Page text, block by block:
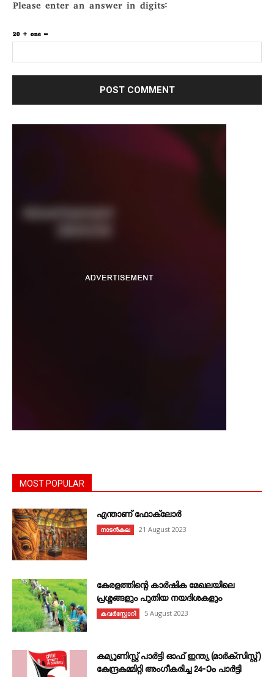
Please enter an answer in digits:
20 + one =
MOST POPULAR
എന്താണ്‌ ഫോക്‌ലോർ
നാടൻകല 21 August 2023
കേരളത്തിന്റെ കാർഷിക മേഖലയിലെ
പ്രശ്നങ്ങളും പുതിയ നയദിശകളും
കവര്‍സ്റ്റോറി 5 August 2023
കമ്യൂണിസ്റ്റ് പാർട്ടി ഓഫ് ഇന്ത്യ (മാർക്സിസ്റ്റ്)
കേന്ദ്രകമ്മിറ്റി അംഗീകരിച്ച 24‐ാം പാർട്ടി